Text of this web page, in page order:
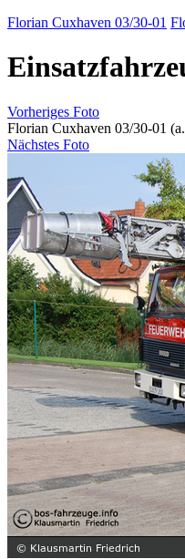
Florian Cuxhaven 03/30-01
Vorheriges Foto
Florian Cuxhaven 03/30-01
Nächstes Foto